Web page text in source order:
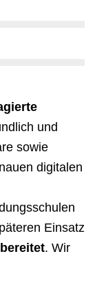
und
sowie
digitalen
Einsatz
. Wir